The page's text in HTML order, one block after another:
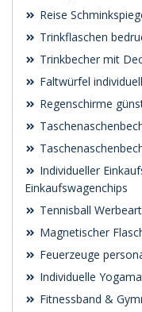
Reise
Trinkflaschen
Trinkbecher mit
Faltwürfel
Regenschirme
Individueller
Einkaufswagenchips
Tennisball
Magnetischer
Feuerzeuge
Individuelle
Fitnessband &